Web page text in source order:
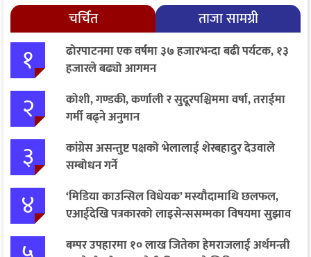
चर्चित ताजा सामग्री
१
ढोरपाटनमा एक वर्षमा ३७ हजारभन्दा बढी पर्यटक, १३
हजारले बढ्यो आगमन
२
कोशी, गण्डकी, कर्णाली र सुदूरपश्चिममा वर्षा, तराईमा
गर्मी बढ्ने अनुमान
३
कांग्रेस असन्तुष्ट पक्षको भेलालाई शेरबहादुर देउवाले
सम्बोधन गर्ने
४
‘मिडिया काउन्सिल विधेयक’ मस्यौदामाथि छलफल,
एआईदेखि पत्रकारको लाइसेन्ससम्मका विषयमा सुझाव
बम्पर उपहारमा १० लाख जितेका हेमराजलाई अर्थमन्त्री